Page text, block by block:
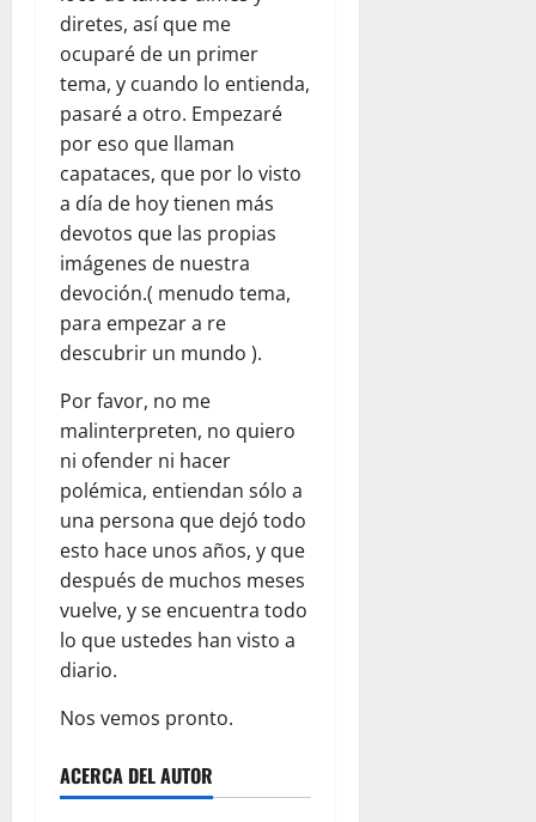
diretes, así que me
ocuparé de un primer
tema, y cuando lo entienda,
pasaré a otro. Empezaré
por eso que llaman
capataces, que por lo visto
a día de hoy tienen más
devotos que las propias
imágenes de nuestra
devoción.( menudo tema,
para empezar a re
descubrir un mundo ).
Por favor, no me
malinterpreten, no quiero
ni ofender ni hacer
polémica, entiendan sólo a
una persona que dejó todo
esto hace unos años, y que
después de muchos meses
vuelve, y se encuentra todo
lo que ustedes han visto a
diario.
Nos vemos pronto.
ACERCA DEL AUTOR